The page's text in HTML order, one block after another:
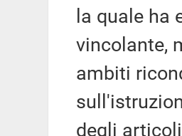
la quale ha
vincolante,
ambiti
degli